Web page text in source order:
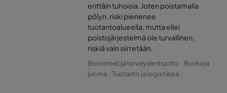
erittäin tuhoisia. Joten poistamalla
pölyn, riski pienenee
tuotantoalueella, mutta ellei
poistojärjestelmä ole turvallinen,
riskiä vain siirretään.
Biotieteet ja terveydenhuolto
Ruoka ja
juoma
Tuotanto ja logistiikka